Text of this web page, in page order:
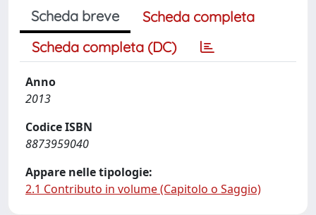
Scheda breve
Scheda completa
Scheda completa (DC)
Anno
2013
Codice ISBN
8873959040
Appare nelle tipologie:
2.1 Contributo in volume (Capitolo o Saggio)